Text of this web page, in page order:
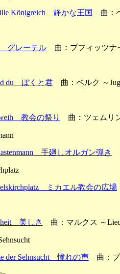
Königreich 静かな王国 曲：
グレーテル 曲：プフィッツナ
du ぼくと君 曲：ベルク ～
教会の祭り 曲：ツェムリン
手廻しオルガン弾き
ミカエル教会の広場
美しさ 曲：マルクス ～
der Sehnsucht 憧れの声 曲：プ